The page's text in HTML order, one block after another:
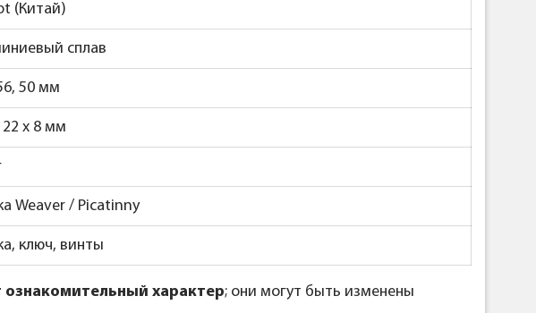
(Китай)
сплав
50 мм
22 х 8 мм
Weaver / Picatinny
ключ, винты
ознакомительный характер; они могут быть изменены